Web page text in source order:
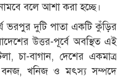
বলে আশা করা হচ্ছে।
ভরপুর দুটি পাতা একটি কুঁড়ির
উত্তর-পূর্বে অবস্থিত এই
চা-বাগান, দেশের একমাত্র
বনজ, খনিজ ও মৎস্য সম্পদে